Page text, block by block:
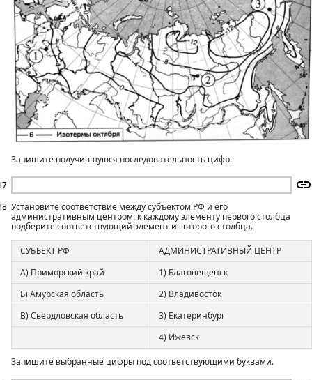
Запишите получившуюся последовательность цифр.
Установите соответствие между субъектом РФ и его
административным центром: к каждому элементу первого столбца
подберите соответствующий элемент из второго столбца.
СУБЪЕКТ РФ
АДМИНИСТРАТИВНЫЙ ЦЕНТР
А) Приморский край
1) Благовещенск
Б) Амурская область
2) Владивосток
В) Свердловская область
3) Екатеринбург
4) Ижевск
Запишите выбранные цифры под соответствующими буквами.